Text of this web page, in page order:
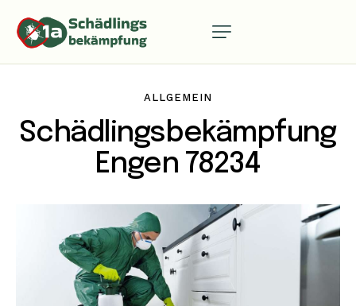
ALLGEMEIN
Schädlingsbekämpfung
Engen 78234